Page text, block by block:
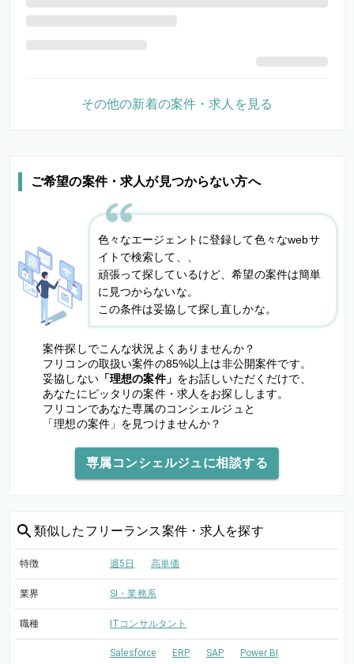
ご希望の案件・求人が見つからない方へ
色々なエージェントに登録して色々なwebサ
イトで検索して、、
頑張って探しているけど、希望の案件は簡単
に見つからないな。
この条件は妥協して探し直しかな。
案件探しでこんな状況よくありませんか？
フリコンの取扱い案件の85%以上は非公開案件です。
妥協しない「理想の案件」 をお話しいただくだけで、
あなたにピッタリの案件・求人をお探しします。
フリコンであなた専属のコンシェルジュと
「理想の案件」を見つけませんか？
専属コンシェルジュに相談する
類似した フリーランス案件・求人を探す
特徴 週5日 高単価
業界 SI・業務系
職種 ITコンサルタント
Salesforce ERP SAP
Power BI
その他の新着の案件・求人を見る